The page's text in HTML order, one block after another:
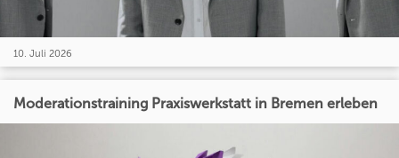
10. Juli 2026
Moderationstraining Praxiswerkstatt in Bremen erleben